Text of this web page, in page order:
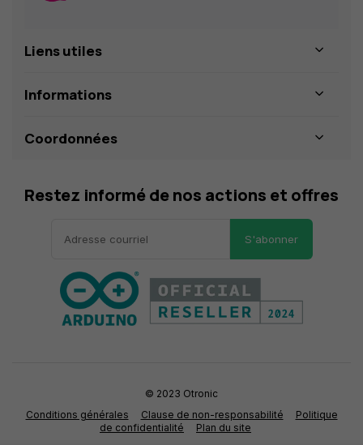
Liens utiles
Informations
Coordonnées
Restez informé de nos actions et offres
S'abonner
Conditions générales Clause de non-responsabilité
Politique
de confidentialité
Plan du site
© 2023 Otronic